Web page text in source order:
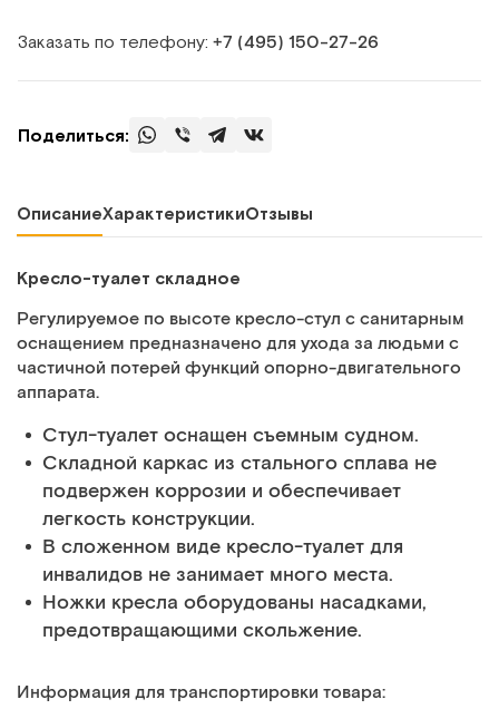
Заказать по телефону: +7 (495) 150‑27‑26
Поделиться:
ОписаниеХарактеристикиОтзывы
Кресло-туалет складное
Регулируемое по высоте кресло-стул с санитарным
оснащением предназначено для ухода за людьми с
частичной потерей функций опорно-двигательного
аппарата.
Стул-туалет оснащен съемным судном.
Складной каркас из стального сплава не
подвержен коррозии и обеспечивает
легкость конструкции.
В сложенном виде кресло-туалет для
инвалидов не занимает много места.
Ножки кресла оборудованы насадками,
предотвращающими скольжение.
Информация для транспортировки товара: